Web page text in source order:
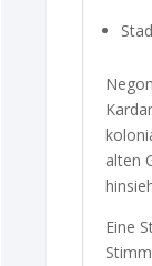
alten
Eine